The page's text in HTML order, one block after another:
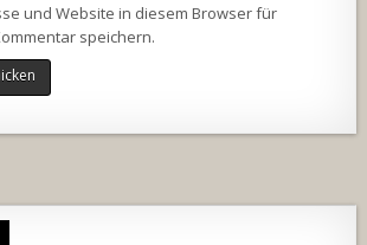
und Website in diesem Browser für
speichern.